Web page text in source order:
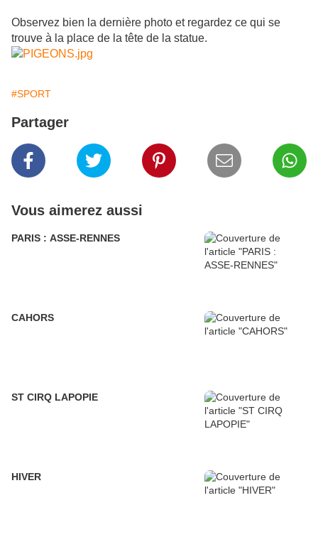
Observez bien la dernière photo et regardez ce qui se
trouve à la place de la tête de la statue.
#SPORT
Partager
Vous aimerez aussi
PARIS : ASSE-RENNES
CAHORS
ST CIRQ LAPOPIE
HIVER